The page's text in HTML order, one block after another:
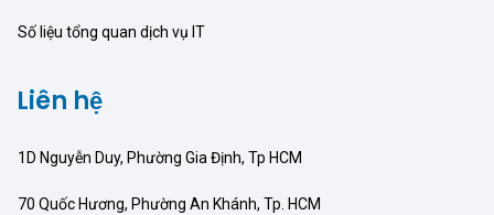
Số liệu tổng quan dịch vụ IT
Liên hệ
1D Nguyễn Duy, Phường Gia Định, Tp HCM
70 Quốc Hương, Phường An Khánh, Tp. HCM